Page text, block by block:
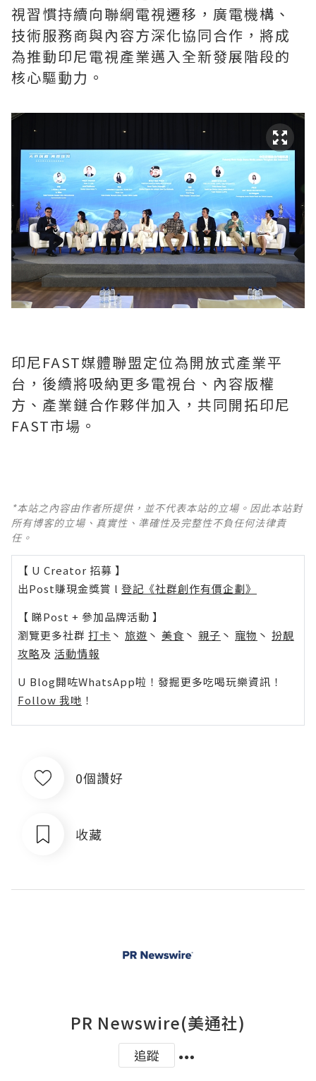
視習慣持續向聯網電視遷移，廣電機構、
技術服務商與內容方深化協同合作，將成
為推動印尼電視產業邁入全新發展階段的
核心驅動力。
印尼FAST媒體聯盟定位為開放式產業平
台，後續將吸納更多電視台、內容版權
方、產業鏈合作夥伴加入，共同開拓印尼
FAST市場。
*本站之內容由作者所提供，並不代表本站的立場。因此本站對
所有博客的立場、真實性、準確性及完整性不負任何法律責
任。
【 U Creator 招募 】
出Post賺現金獎賞 l 登記《社群創作有價企劃》
【 睇Post + 參加品牌活動 】
瀏覽更多社群 打卡 丶 旅遊 丶 美食 丶 親子 丶 寵物 丶 扮靚
攻略及 活動情報
U Blog開咗WhatsApp啦！發掘更多吃喝玩樂資訊！
Follow 我哋 ！
0個讚好
收藏
PR Newswire(美通社)
追蹤